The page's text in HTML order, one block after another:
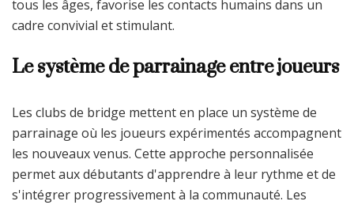
tous les âges, favorise les contacts humains dans un
cadre convivial et stimulant.
Le système de parrainage entre joueurs
Les clubs de bridge mettent en place un système de
parrainage où les joueurs expérimentés accompagnent
les nouveaux venus. Cette approche personnalisée
permet aux débutants d'apprendre à leur rythme et de
s'intégrer progressivement à la communauté. Les